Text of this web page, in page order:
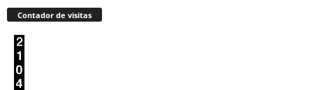
Contador de visitas